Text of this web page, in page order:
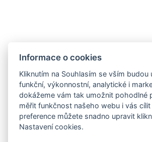
info@hotel-palfrig.cz
Informace o cookies
Kliknutím na Souhlasím se vším budou
funkční, výkonnostní, analytické i
dokážeme vám tak umožnit pohodlné
měřit funkčnost našeho webu i vás
preference můžete snadno upravit
Nastavení cookies.